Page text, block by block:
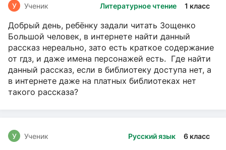
Литературное чтение 1 класс
У Ученик
Добрый день, ребёнку задали читать Зощенко
Большой человек, в интернете найти данный
рассказ нереально, зато есть краткое содержание
от гдз, и даже имена персонажей есть. Где найти
данный рассказ, если в библиотеку доступа нет, а
в интернете даже на платных библиотеках нет
такого рассказа?
Русский язык 6 класс
У Ученик